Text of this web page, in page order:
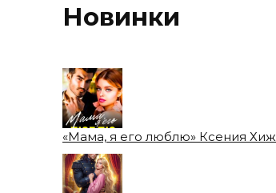
Новинки
«Мама, я его люблю» Ксения Хиж